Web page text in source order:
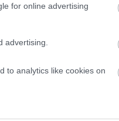
for online advertising
advertising.
to analytics like cookies on
στο Ατένι; Γιατί
ήδη υπηρετήσει
μαζί